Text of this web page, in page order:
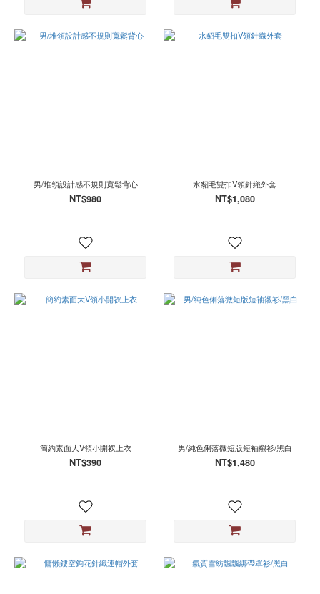
男/堆領設計感不規則寬鬆背心
NT$980
水貂毛雙扣V領針織外套
NT$1,080
簡約素面大V領小開衩上衣
NT$390
男/純色俐落微短版短袖襯衫/黑白
NT$1,480